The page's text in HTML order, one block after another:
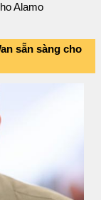
Alamo
sẵn sàng cho